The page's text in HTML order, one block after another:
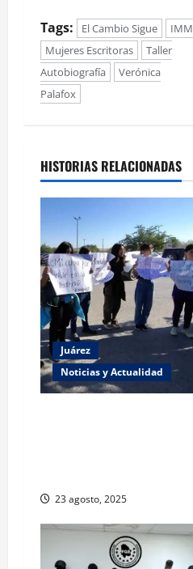
Tags: El Cambio Sigue
IMM
Mujeres Escritoras
Taller
Autobiografía
Verónica
Palafox
HISTORIAS RELACIONADAS
Juárez
Noticias y Actualidad
23 agosto, 2025